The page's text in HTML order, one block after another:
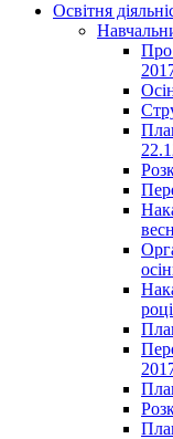
Освітня
Про
році